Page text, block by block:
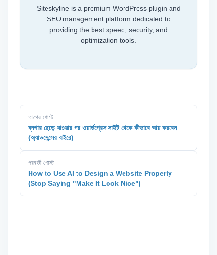
Siteskyline is a premium WordPress plugin and
SEO management platform dedicated to
providing the best speed, security, and
optimization tools.
আগের পোস্ট
ব্লগার ছেড়ে যাওয়ার পর ওয়ার্ডপ্রেস সাইট থেকে কীভাবে আয় করবেন
(অ্যাডসেন্সের বাইরে)
পরবর্তী পোস্ট
How to Use AI to Design a Website Properly
(Stop Saying "Make It Look Nice")